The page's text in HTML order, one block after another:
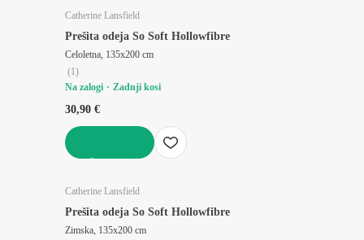
Catherine Lansfield
Prešita odeja So Soft Hollowfibre
Celoletna, 135x200 cm
(1)
Na zalogi
Zadnji kosi
30,90 €
Catherine Lansfield
Prešita odeja So Soft Hollowfibre
Zimska, 135x200 cm